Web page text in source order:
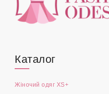
Каталог
Жіночий одяг XS+